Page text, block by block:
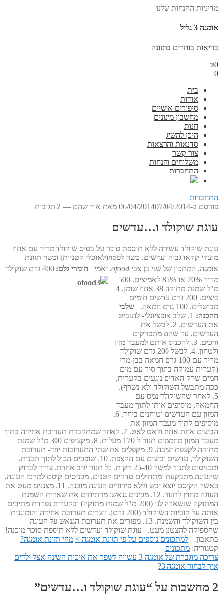
מדיניות ההנחות שלנו
אומגה 3 גליל
בריאות בוחרים בתזונה
₪0
0
בית
אודות
סיפורים אישיים
מחשבון מינונים
חנות
היכן להשיג
סדנאות והרצאות
צור קשר
משלוחים והנחות
התחברות
התחברות
פורסם ב-
06/04/201407/04/2014 מאת אור שהם — 2 תגובות
עוגת שוקולד ו…עדשים
עוגת שוקולד עשירה ללא תוספת סוכר על בסיס שוקולד מריר עם אחוז
מוצקי קקאו גבוה ועדשים. כשר לפסח(לאוכלי קטניות) וכשר תזונת
אומגה. המתכון של שני בן צבי ofood. יאמי חומרי גלם:
400 גרם שוקולד
מריר 70% או 85% לאמיצים.
500
מ"ל שמנת מתוקה 38 אחוז שומן.
4
ביצים.
200 גרם עדשים חומים
מבושלים. 100 גרם חמאה.
שלבי
ההכנה:
1. שלב אופציונלי- להנביט
את העדשים.
2. לבשל את
העדשים, עד שהם מתפרקים
ורכים.
3. להכניס אותם למעבד מזון
ולטחון.
4. לבשל 200 גרם שוקולד
מריר עם 100 גרם חמאה בבן-מרי
(קערית עמוקה בתוך סיר עם מים
חמים שרק האדים נוגעים בקערית,
ככה מתבשל השוקולד ולא נשרף).
5. לאחר שהשוקולד נמס עם
החמאה, מוסיפים אותו לתוך מעבד
המזון עם העדשים וטוחנים ביחד.
6.
מוסיפים לתוך מעבד המזון את
הביצים אחת אחת ולאט לאט.
7. לאחר שמתקבלת תערובת אחידה בתוך
מעבד המזון מחממים תנור ל 170 מעלות.
8. מקציפים 300 מ"ל שמנת
מתוקה לקצפת יציבה.
9. מקפלים את שתי התערובות יחד- תערובת
השוקולד, עדשים וביצים עם הקצפת.
10. שופכים הכול לתוך תבנית,
ומכניסים לתנור למשך 25-40 דקות. כל תנור יגיב אחרת. צריך לבדוק
שהעוגה מתבקעת ומתחילים סדקים קטנים. מכניסים קיסם למרכז העוגה,
כאשר הקיסם יוצא יבש וללא פירורים העוגה מוכנה.
11. מצננים מעט את
העוגה מחוץ לתנור.
12. מכינים גנאש: מרתיחים את שארית השמנת
המתוקה שנשארה לנו (200 מ"ל שמנת מתוקה) ובקערית נפרדת מתיכים
אותה על קוביות השוקולד (200 גרם). יוצרים תערובת אחידה והומוגנית
בין השוקולד והשמנת.
13. מפזרים את תערובת הגנאש על העוגה
שהספיקה להצטנן מעט.
עוגת שוקולד ועדשים ללא תוספת סוכר מוכנה!
בתאבון.
למתכונים נוספים על פי תזונת אומגה > מהי תזונת אומגה?
קטגוריה: מתכונים
ניווט
הפוסט
הקודם:
צריכה מוגברת של אומגה 3 עשויה לשפר את איכות השינה אצל ילדים
הפוסט
איך לבחור אומגה 3?
2 מחשבות על “ עוגת שוקולד ו…עדשים”